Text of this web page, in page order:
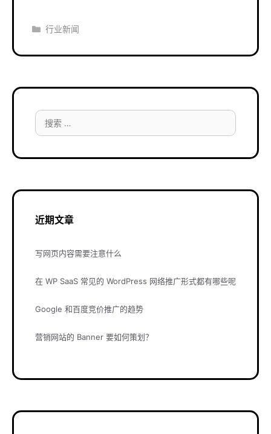
分
行业新闻
搜
索：
近期文章
写网页内容需要注意什么
在 WP SaaS 常见的 WordPress 网络推广形式都有哪些呢
Google 和百度竞价推广的趋势
营销网站的 Banner 要如何策划？